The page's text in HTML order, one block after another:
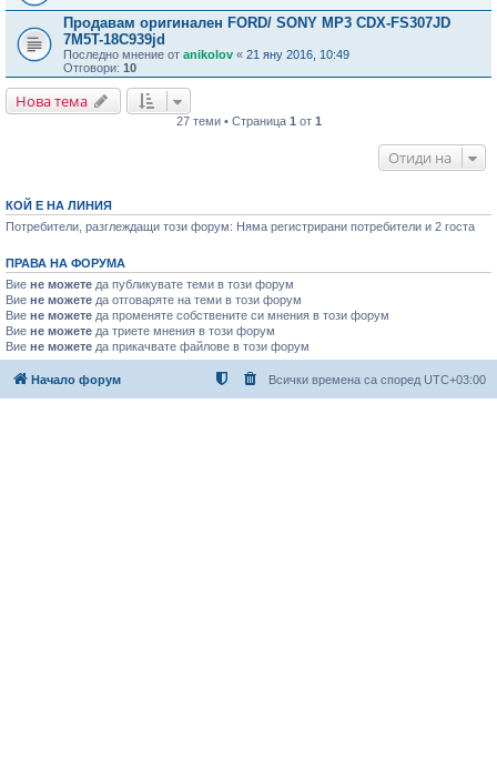
Продавам оригинален FORD/ SONY MP3 CDX-FS307JD
7M5T-18C939jd
Последно мнение от anikolov « 21 яну 2016, 10:49
Отговори: 10
Нова тема
27 теми • Страница 1 от 1
Отиди на
КОЙ Е НА ЛИНИЯ
Потребители, разглеждащи този форум: Няма регистрирани потребители и 2 госта
ПРАВА НА ФОРУМА
Вие не можете да публикувате теми в този форум
Вие не можете да отговаряте на теми в този форум
Вие не можете да променяте собствените си мнения в този форум
Вие не можете да триете мнения в този форум
Вие не можете да прикачвате файлове в този форум
Начало форум Всички времена са според UTC+03:00